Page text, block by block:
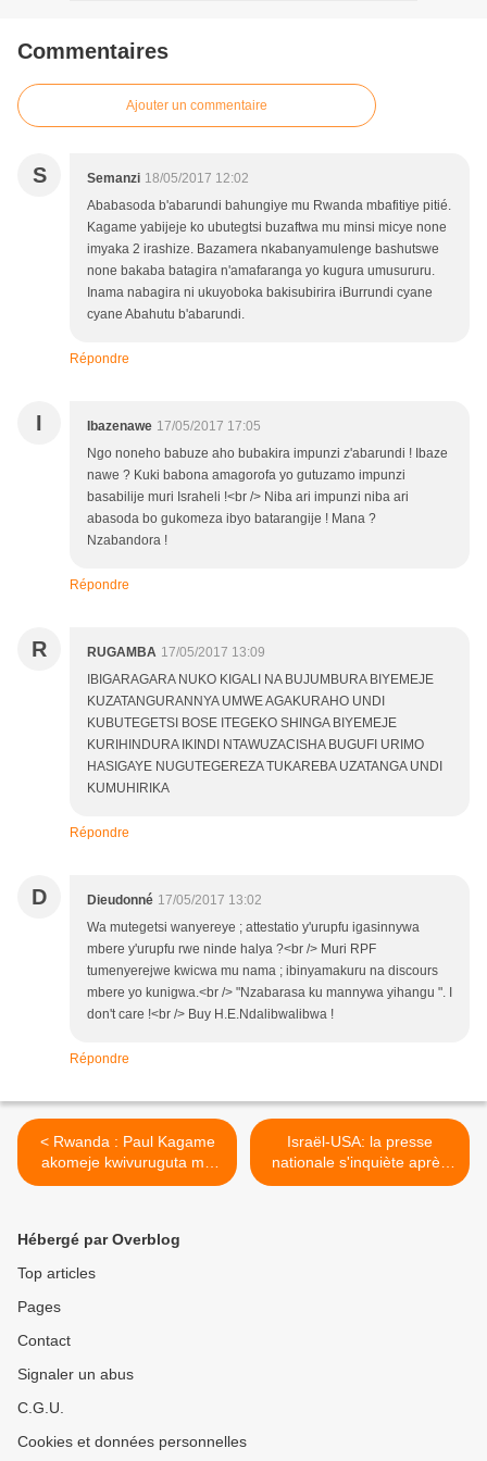
Commentaires
Ajouter un commentaire
S Semanzi 18/05/2017 12:02
Ababasoda b'abarundi bahungiye mu Rwanda mbafitiye pitié.
Kagame yabijeje ko ubutegtsi buzaftwa mu minsi micye none
imyaka 2 irashize. Bazamera nkabanyamulenge bashutswe
none bakaba batagira n'amafaranga yo kugura umusururu.
Inama nabagira ni ukuyoboka bakisubirira iBurrundi cyane
cyane Abahutu b'abarundi.
Répondre
I Ibazenawe 17/05/2017 17:05
Ngo noneho babuze aho bubakira impunzi z'abarundi ! Ibaze
nawe ? Kuki babona amagorofa yo gutuzamo impunzi
basabilije muri Israheli !<br /> Niba ari impunzi niba ari
abasoda bo gukomeza ibyo batarangije ! Mana ?
Nzabandora !
Répondre
R RUGAMBA 17/05/2017 13:09
IBIGARAGARA NUKO KIGALI NA BUJUMBURA BIYEMEJE
KUZATANGURANNYA UMWE AGAKURAHO UNDI
KUBUTEGETSI BOSE ITEGEKO SHINGA BIYEMEJE
KURIHINDURA IKINDI NTAWUZACISHA BUGUFI URIMO
HASIGAYE NUGUTEGEREZA TUKAREBA UZATANGA UNDI
KUMUHIRIKA
Répondre
D Dieudonné 17/05/2017 13:02
Wa mutegetsi wanyereye ; attestatio y'urupfu igasinnywa
mbere y'urupfu rwe ninde halya ?<br /> Muri RPF
tumenyerejwe kwicwa mu nama ; ibinyamakuru na discours
mbere yo kunigwa.<br /> "Nzabarasa ku mannywa yihangu ". I
don't care !<br /> Buy H.E.Ndalibwalibwa !
Répondre
< Rwanda : Paul Kagame
akomeje kwivuruguta mu
isayo y’ikinyoma abeshya
Israël-USA: la presse
nationale s'inquiète après
les confidences de Trump >
Hébergé par Overblog
Top articles
Pages
Contact
Signaler un abus
C.G.U.
Cookies et données personnelles